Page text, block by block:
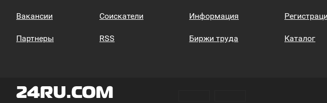
Вакансии
Партнеры
Соискатели
RSS
Информация
Биржи труда Каталог